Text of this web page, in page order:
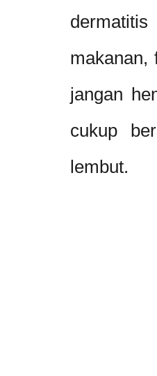
makanan,
jangan
cukup
lembut.